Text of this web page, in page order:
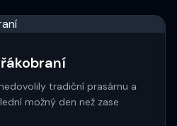
tradiční prasárnu a
možný den než zase